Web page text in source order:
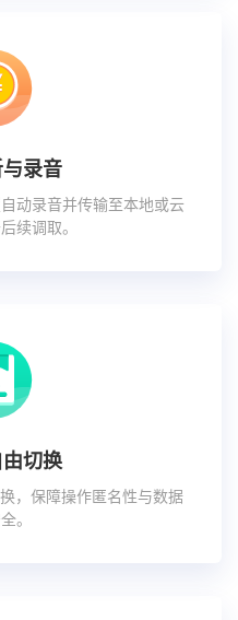
录音
动录音并传输至本地或云
续调取。
切换
，保障操作匿名性与数据
。